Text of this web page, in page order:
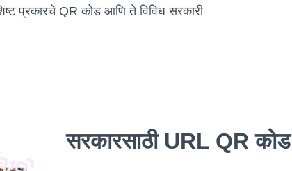
प्रकारचे QR कोड आणि ते विविध सरकारी
सरकारसाठी URL QR कोड